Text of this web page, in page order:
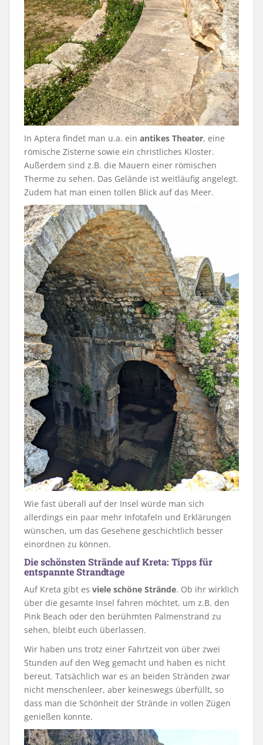
In Aptera findet man u.a. ein antikes Theater, eine
römische Zisterne sowie ein christliches Kloster.
Außerdem sind z.B. die Mauern einer römischen
Therme zu sehen. Das Gelände ist weitläufig angelegt.
Zudem hat man einen tollen Blick auf das Meer.
Wie fast überall auf der Insel würde man sich
allerdings ein paar mehr Infotafeln und Erklärungen
wünschen, um das Gesehene geschichtlich besser
einordnen zu können.
Die schönsten Strände auf Kreta: Tipps für
entspannte Strandtage
Auf Kreta gibt es viele schöne Strände. Ob ihr wirklich
über die gesamte Insel fahren möchtet, um z.B. den
Pink Beach oder den berühmten Palmenstrand zu
sehen, bleibt euch überlassen.
Wir haben uns trotz einer Fahrtzeit von über zwei
Stunden auf den Weg gemacht und haben es nicht
bereut. Tatsächlich war es an beiden Stränden zwar
nicht menschenleer, aber keineswegs überfüllt, so
dass man die Schönheit der Strände in vollen Zügen
genießen konnte.